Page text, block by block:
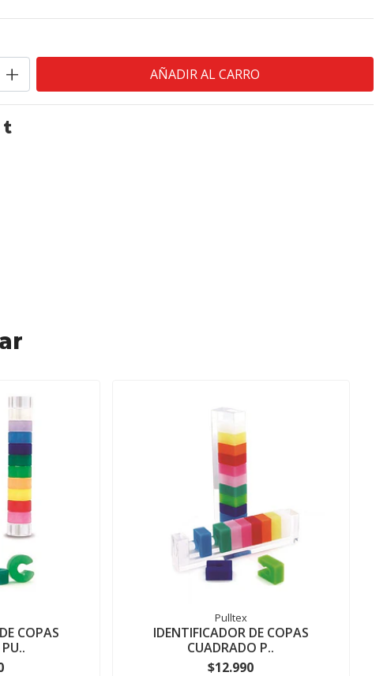
+
COPAS
Pulltex
IDENTIFICADOR DE COPAS
CUADRADO P..
$12.990